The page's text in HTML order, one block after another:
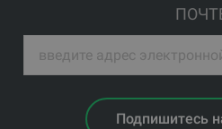
Подпишитесь